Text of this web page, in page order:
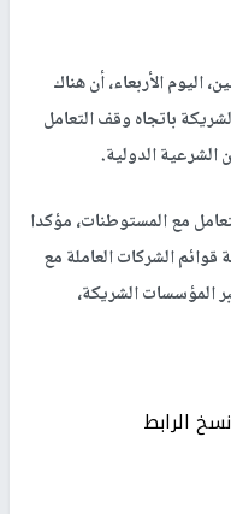
الأربعاء، أن هناك
باتجاه وقف التعامل
الشرعية الدولية.
مع المستوطنات، مؤكدا
الشركات العاملة مع
المؤسسات الشريكة،
الرابط